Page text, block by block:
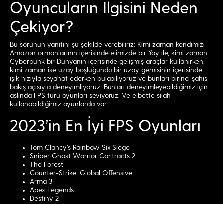
Oyuncuların İlgisini Neden
Çekiyor?
Bu sorunun yanıtını şu şekilde verebiliriz: Kimi zaman kendimizi
Amazon ormanlarının içerisinde elimizde bir Yay ile, kimi zaman
Cyberpunk bir Dünyanın içerisinde gelişmiş araçlar kullanırken,
kimi zaman ise uzay boşluğunda bir uzay gemisinin içerisinde
ışık hızıyla seyahat ederken bulabiliyoruz ve bunları birinci şahıs
bakış açısıyla deneyimliyoruz. Bunları deneyimleyebildiğimiz için
aslında FPS türü oyunları seviyoruz. Ve elbette silah
kullanabildiğimiz oyunlarda var.
2023’in En İyi FPS Oyunları
Tom Clancy's Rainbow Six Siege
Sniper Ghost Warrior Contracts 2
The Forest
Counter-Strike: Global Offensive
Arma 3
Apex Legends
Destiny 2